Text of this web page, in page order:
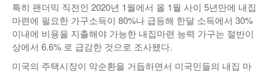
골프
특히 팬더믹 직전인 2020년 1월에서 올 1월 사이 5년만에 내집
마련에 필요한 가구소득이 80%나 급등해 한달 소득에서 30%
이내에 비용을 지출해야 가능한 내집마련 능력 가구는 절반이
상에서 6.6% 로 급감한 것으로 조사됐다.
미국의 주택시장이 악순환을 거듭하면서 미국민들의 내집 마